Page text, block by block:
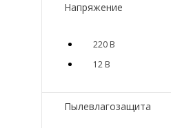
Напряжение
220 В
12 В
Пылевлагозащита